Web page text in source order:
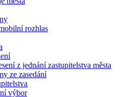
rozhlas
z jednání zastupitelstva města
ze zasedání
výbor